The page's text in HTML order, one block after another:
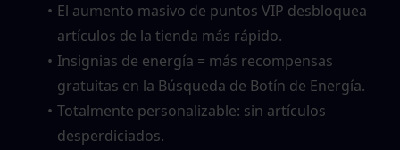
El aumento masivo de puntos VIP desbloquea
artículos de la tienda más rápido.
Insignias de energía = más recompensas
gratuitas en la Búsqueda de Botín de Energía.
Totalmente personalizable: sin artículos
desperdiciados.